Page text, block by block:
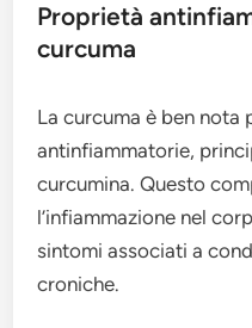
Proprietà
curcuma
La curcuma è ben nota
antinfiammatorie,
curcumina. Questo
l’infiammazione nel
sintomi associati a
croniche.